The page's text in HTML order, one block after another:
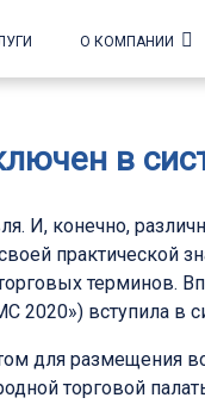
О КОМПАНИИ
в
И, конечно,
практической
терминов.
вступила в
для размещения
торговой